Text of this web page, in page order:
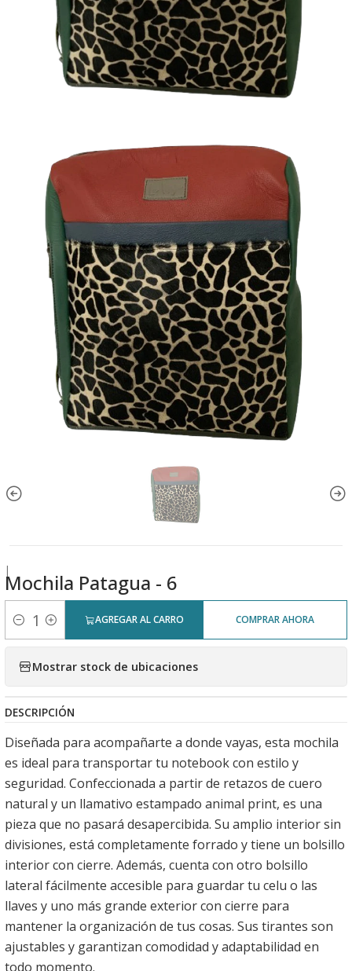
|Mochila Patagua - 6
Cantidad
AGREGAR AL CARRO COMPRAR AHORA
Mostrar stock de ubicaciones
DESCRIPCIÓN
Diseñada para acompañarte a donde vayas, esta mochila
es ideal para transportar tu notebook con estilo y
seguridad. Confeccionada a partir de retazos de cuero
natural y un llamativo estampado animal print, es una
pieza que no pasará desapercibida. Su amplio interior sin
divisiones, está completamente forrado y tiene un bolsillo
interior con cierre. Además, cuenta con otro bolsillo
lateral fácilmente accesible para guardar tu celu o las
llaves y uno más grande exterior con cierre para
mantener la organización de tus cosas. Sus tirantes son
ajustables y garantizan comodidad y adaptabilidad en
todo momento.